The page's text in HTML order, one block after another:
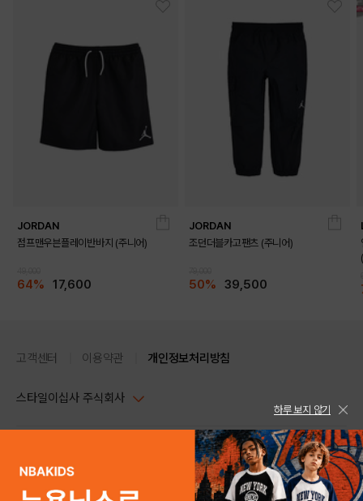
JORDAN
점프맨우븐플레이반바지 (주니어)
64% 17,600
JORDAN
조던더블카고팬츠 (주니어)
50% 39,500
고객센터 이용약관 개인정보처리방침
스타일이십사 주식회사
주소 : 서울시 강남구 논현로 633, 6층 (논현동, 한세엠케이빌딩)
사업자등록번호 : 116-81-32499
스타일24 고객센터 1544-5336
평일 09:00~ 18:00 (토/일/공휴일 휴무)
하루 보지 않기